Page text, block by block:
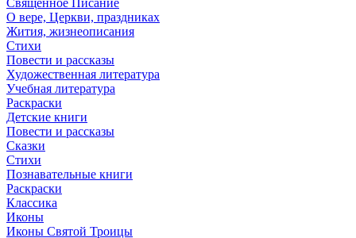
Священное Писание
О вере, Церкви, праздниках
Жития, жизнеописания
Стихи
Повести и рассказы
Художественная литература
Учебная литература
Раскраски
Детские книги
Повести и рассказы
Сказки
Стихи
Познавательные книги
Раскраски
Классика
Иконы
Иконы Святой Троицы